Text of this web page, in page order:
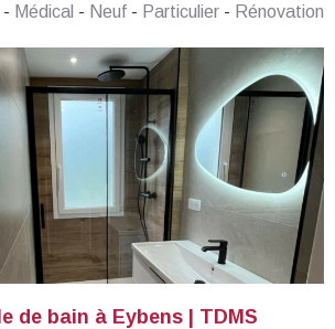
- Médical - Neuf - Particulier - Rénovation
de bain à Eybens | TDMS